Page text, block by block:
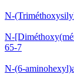
N-
N-
65-7
N-(6-